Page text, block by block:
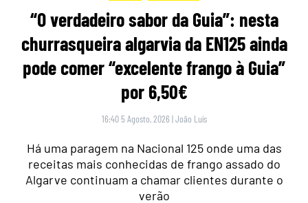
“O verdadeiro sabor da Guia”: nesta
churrasqueira algarvia da EN125 ainda
pode comer “excelente frango à Guia”
por 6,50€
16:40 5 Agosto, 2026 |João Luís
Há uma paragem na Nacional 125 onde uma das
receitas mais conhecidas de frango assado do
Algarve continuam a chamar clientes durante o
verão